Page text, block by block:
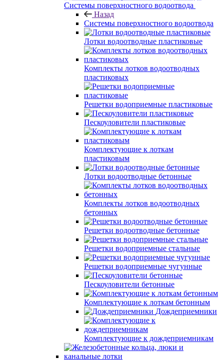
Системы поверхностного водоотвода
Назад
Системы поверхностного водоотвода
Лотки водоотводные пластиковые
Комплекты лотков водоотводных
пластиковых
Решетки водоприемные пластиковые
Пескоуловители пластиковые
Комплектующие к лоткам
пластиковым
Лотки водоотводные бетонные
Комплекты лотков водоотводных
бетонных
Решетки водоотводные бетонные
Решетки водоприемные стальные
Решетки водоприемные чугунные
Пескоуловители бетонные
Комплектующие к лоткам бетонным
Дождеприемники
Комплектующие к дождеприемникам